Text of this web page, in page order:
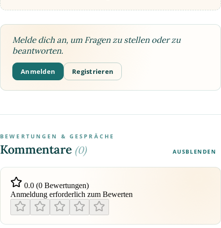
Melde dich an, um Fragen zu stellen oder zu
beantworten.
Anmelden Registrieren
BEWERTUNGEN & GESPRÄCHE
Kommentare (0) AUSBLENDEN
0.0 (0 Bewertungen)
Anmeldung erforderlich zum Bewerten